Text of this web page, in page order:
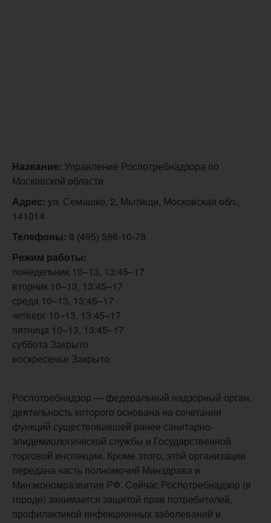
Название: Управление Роспотребнадзора по
Московской области
Адрес: ул. Семашко, 2, Мытищи, Московская обл.,
141014
Телефоны: 8 (495) 586-10-78
Режим работы:
понедельник 10–13, 13:45–17
вторник 10–13, 13:45–17
среда 10–13, 13:45–17
четверг 10–13, 13:45–17
пятница 10–13, 13:45–17
суббота Закрыто
воскресенье Закрыто
Роспотребнадзор — федеральный надзорный орган,
деятельность которого основана на сочетании
функций существовавшей ранее санитарно-
эпидемиологической службы и Государственной
торговой инспекции. Кроме этого, этой организации
передана часть полномочий Минздрава и
Минэкономразвития РФ. Cейчас Роспотребнадзор (в
городе) занимается защитой прав потребителей,
профилактикой инфекционных заболеваний и